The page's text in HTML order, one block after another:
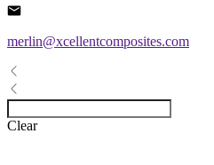
merlin@xcellentcomposites.com
Clear